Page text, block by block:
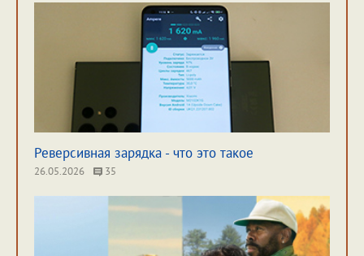
Реверсивная зарядка - что это такое
26.05.2026 35